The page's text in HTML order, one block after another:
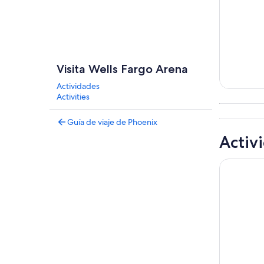
Visita Wells Fargo Arena
Actividades
Activities
Guía de viaje de Phoenix
un
Boleto de